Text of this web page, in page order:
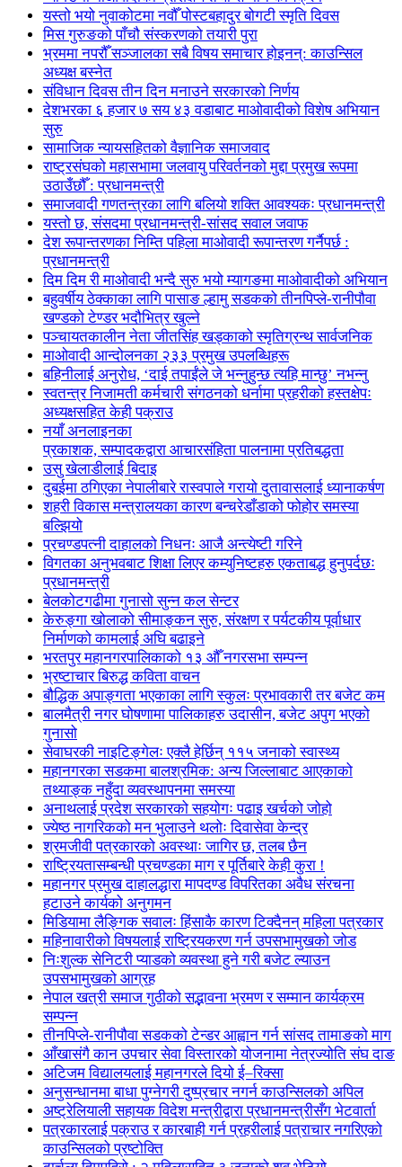
यस्तो भयो नुवाकोटमा नवौँ पोस्टबहादुर बोगटी स्मृति दिवस
मिस गुरुङको पाँचौ संस्करणको तयारी पुरा
भ्रममा नपरौँ सञ्जालका सबै विषय समाचार होइनन्: काउन्सिल
अध्यक्ष बस्नेत
संविधान दिवस तीन दिन मनाउने सरकारको निर्णय
देशभरका ६ हजार ७ सय ४३ वडाबाट माओवादीको विशेष अभियान
सुरु
सामाजिक न्यायसहितको वैज्ञानिक समाजवाद
राष्ट्रसंघको महासभामा जलवायु परिवर्तनको मुद्दा प्रमुख रूपमा
उठाउँछौँ : प्रधानमन्त्री
समाजवादी गणतन्त्रका लागि बलियो शक्ति आवश्यकः प्रधानमन्त्री
यस्तो छ, संसदमा प्रधानमन्त्री-सांसद सवाल जवाफ
देश रूपान्तरणका निम्ति पहिला माओवादी रूपान्तरण गर्नैपर्छ :
प्रधानमन्त्री
दिम दिम री माओवादी भन्दै सुरु भयो म्यागङमा माओवादीको अभियान
बहुवर्षीय ठेक्काका लागि पासाङ ल्हामु सडकको तीनपिप्ले-रानीपौवा
खण्डको टेण्डर भदौभित्र खुल्ने
पञ्चायतकालीन नेता जीतसिंह खड्काको स्मृतिग्रन्थ सार्वजनिक
माओवादी आन्दोलनका २३३ प्रमुख उपलब्धिहरू
बहिनीलाई अनुरोध, ‘दाई तपाईंले जे भन्नुहुन्छ त्यहि मान्छु’ नभन्नु
स्वतन्त्र निजामती कर्मचारी संगठनको धर्नामा प्रहरीको हस्तक्षेपः
अध्यक्षसहित केही पक्राउ
नयाँ अनलाइनका
प्रकाशक, सम्पादकद्वारा आचारसंहिता पालनामा प्रतिबद्धता
उसु खेलाडीलाई बिदाइ
दुबईमा ठगिएका नेपालीबारे रास्वपाले गरायो दुतावासलाई ध्यानाकर्षण
शहरी विकास मन्त्रालयका कारण बन्चरेडाँडाको फोहोर समस्या
बल्झियो
प्रचण्डपत्नी दाहालको निधनः आजै अन्त्येष्टी गरिने
विगतका अनुभवबाट शिक्षा लिएर कम्युनिष्टहरु एकताबद्ध हुनुपर्दछः
प्रधानमन्त्री
बेलकोटगढीमा गुनासो सुन्न कल सेन्टर
केरुङ्गा खोलाको सीमाङ्कन सुरु, संरक्षण र पर्यटकीय पूर्वाधार
निर्माणको कामलाई अघि बढाइने
भरतपुर महानगरपालिकाको १३ औँ नगरसभा सम्पन्न
भ्रष्टाचार बिरुद्ध कविता वाचन
बौद्धिक अपाङ्गता भएकाका लागि स्कुलः प्रभावकारी तर बजेट कम
बालमैत्री नगर घोषणामा पालिकाहरु उदासीन, बजेट अपुग भएको
गुनासो
सेवाघरकी नाइटिङ्गेलः एक्लै हेर्छिन् ११५ जनाको स्वास्थ्य
महानगरका सडकमा बालश्रमिक: अन्य जिल्लाबाट आएकाको
तथ्याङ्क नहुँदा व्यवस्थापनमा समस्या
अनाथलाई प्रदेश सरकारको सहयोगः पढाइ खर्चको जोहो
ज्येष्ठ नागरिकको मन भुलाउने थलोः दिवासेवा केन्द्र
श्रमजीवी पत्रकारको अवस्थाः जागिर छ, तलब छैन
राष्ट्रियतासम्बन्धी प्रचण्डका माग र पूर्तिबारे केही कुरा !
महानगर प्रमुख दाहालद्धारा मापदण्ड विपरितका अवैध संरचना
हटाउने कार्यको अनुगमन
मिडियामा लैङ्गिक सवालः हिंसाकै कारण टिक्दैनन् महिला पत्रकार
महिनावारीको विषयलाई राष्ट्रियकरण गर्न उपसभामुखको जोड
निःशुल्क सेनिटरी प्याडको व्यवस्था हुने गरी बजेट ल्याउन
उपसभामुखको आग्रह
नेपाल खत्री समाज गुठीको सद्भावना भ्रमण र सम्मान कार्यक्रम
सम्पन्न
तीनपिप्ले-रानीपौवा सडकको टेन्डर आह्वान गर्न सांसद तामाङको माग
आँखासंगै कान उपचार सेवा विस्तारको योजनामा नेत्रज्योति संघ दाङ
अटिजम विद्यालयलाई महानगरले दियो ई–रिक्सा
अनुसन्धानमा बाधा पुग्नेगरी दुष्प्रचार नगर्न काउन्सिलको अपिल
अष्ट्रेलियाली सहायक विदेश मन्त्रीद्वारा प्रधानमन्त्रीसँग भेटवार्ता
पत्रकारलाई पक्राउ र कारबाही गर्न प्रहरीलाई पत्राचार नगरिएको
काउन्सिलको प्रष्टोक्ति